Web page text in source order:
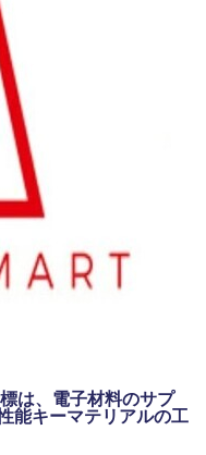
は、電子材料のサプ
能キーマテリアルの工